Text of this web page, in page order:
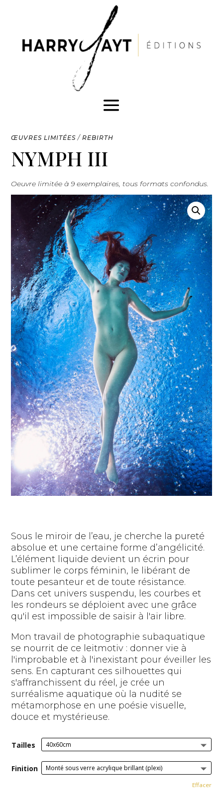
ŒUVRES LIMITÉES /REBIRTH
NYMPH III
Oeuvre limitée à 9 exemplaires, tous formats confondus.
Sous le miroir de l’eau, je cherche la pureté
absolue et une certaine forme d’angélicité.
L’élément liquide devient un écrin pour
sublimer le corps féminin, le libérant de
toute pesanteur et de toute résistance.
Dans cet univers suspendu, les courbes et
les rondeurs se déploient avec une grâce
qu'il est impossible de saisir à l'air libre.
Mon travail de photographie subaquatique
se nourrit de ce leitmotiv : donner vie à
l'improbable et à l'inexistant pour éveiller les
sens. En capturant ces silhouettes qui
s'affranchissent du réel, je crée un
surréalisme aquatique où la nudité se
métamorphose en une poésie visuelle,
douce et mystérieuse.
Tailles
Finition
Effacer